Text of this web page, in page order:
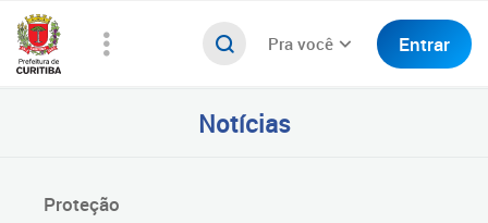
Pra você Entrar
Notícias
Proteção